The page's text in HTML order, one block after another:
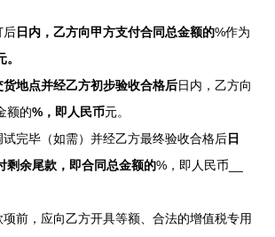
后日内，乙方向甲方支付合同总金额的%作为
。
地点并经乙方初步验收合格后日内，乙方向
额的%，即人民币元。
完毕（如需）并经乙方最终验收合格后日
剩余尾款，即合同总金额的%，即人民币
前，应向乙方开具等额、合法的增值税专用